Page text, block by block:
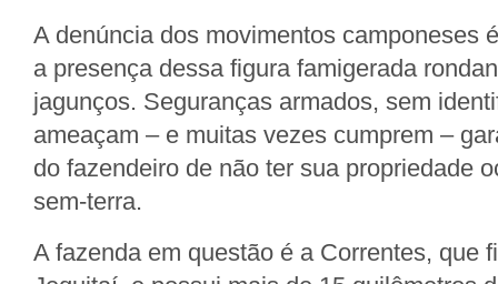
A denúncia dos movimentos camponeses
a presença dessa figura famigerada
jagunços. Seguranças armados, sem
ameaçam – e muitas vezes cumprem –
do fazendeiro de não ter sua propriedade
sem-terra.
A fazenda em questão é a Correntes, que